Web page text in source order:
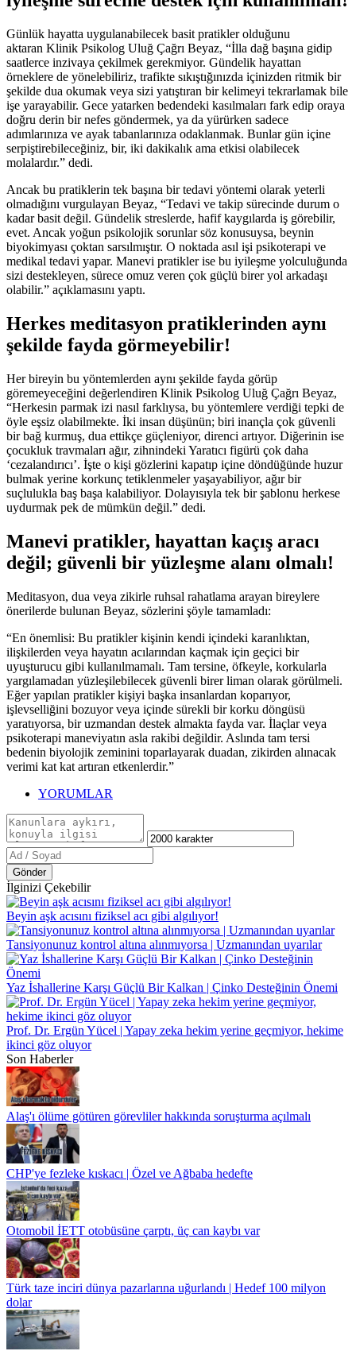
Günlük hayatta uygulanabilecek basit pratikler olduğunu
aktaran Klinik Psikolog Uluğ Çağrı Beyaz, “İlla dağ başına gidip
saatlerce inzivaya çekilmek gerekmiyor. Gündelik hayattan
örneklere de yönelebiliriz, trafikte sıkıştığınızda içinizden ritmik bir
şekilde dua okumak veya sizi yatıştıran bir kelimeyi tekrarlamak bile
işe yarayabilir. Gece yatarken bedendeki kasılmaları fark edip oraya
doğru derin bir nefes göndermek, ya da yürürken sadece
adımlarınıza ve ayak tabanlarınıza odaklanmak. Bunlar gün içine
serpiştirebileceğiniz, bir, iki dakikalık ama etkisi olabilecek
molalardır.” dedi.
Ancak bu pratiklerin tek başına bir tedavi yöntemi olarak yeterli
olmadığını vurgulayan Beyaz, “Tedavi ve takip sürecinde durum o
kadar basit değil. Gündelik streslerde, hafif kaygılarda iş görebilir,
evet. Ancak yoğun psikolojik sorunlar söz konusuysa, beynin
biyokimyası çoktan sarsılmıştır. O noktada asıl işi psikoterapi ve
medikal tedavi yapar. Manevi pratikler ise bu iyileşme yolculuğunda
sizi destekleyen, sürece omuz veren çok güçlü birer yol arkadaşı
olabilir.” açıklamasını yaptı.
Herkes meditasyon pratiklerinden aynı
şekilde fayda görmeyebilir!
Her bireyin bu yöntemlerden aynı şekilde fayda görüp
göremeyeceğini değerlendiren Klinik Psikolog Uluğ Çağrı Beyaz,
“Herkesin parmak izi nasıl farklıysa, bu yöntemlere verdiği tepki de
öyle eşsiz olabilmekte. İki insan düşünün; biri inançla çok güvenli
bir bağ kurmuş, dua ettikçe güçleniyor, direnci artıyor. Diğerinin ise
çocukluk travmaları ağır, zihnindeki Yaratıcı figürü çok daha
‘cezalandırıcı’. İşte o kişi gözlerini kapatıp içine döndüğünde huzur
bulmak yerine korkunç tetiklenmeler yaşayabiliyor, ağır bir
suçlulukla baş başa kalabiliyor. Dolayısıyla tek bir şablonu herkese
uydurmak pek de mümkün değil.” dedi.
Manevi pratikler, hayattan kaçış aracı
değil; güvenli bir yüzleşme alanı olmalı!
Meditasyon, dua veya zikirle ruhsal rahatlama arayan bireylere
önerilerde bulunan Beyaz, sözlerini şöyle tamamladı:
“En önemlisi: Bu pratikler kişinin kendi içindeki karanlıktan,
ilişkilerden veya hayatın acılarından kaçmak için geçici bir
uyuşturucu gibi kullanılmamalı. Tam tersine, öfkeyle, korkularla
yargılamadan yüzleşilebilecek güvenli birer liman olarak görülmeli.
Eğer yapılan pratikler kişiyi başka insanlardan koparıyor,
işlevselliğini bozuyor veya içinde sürekli bir korku döngüsü
yaratıyorsa, bir uzmandan destek almakta fayda var. İlaçlar veya
psikoterapi maneviyatın asla rakibi değildir. Aslında tam tersi
bedenin biyolojik zeminini toparlayarak duadan, zikirden alınacak
verimi kat kat artıran etkenlerdir.”
YORUMLAR
Gönder
İlginizi Çekebilir
Beyin aşk acısını fiziksel acı gibi algılıyor!
Tansiyonunuz kontrol altına alınmıyorsa | Uzmanından uyarılar
Yaz İshallerine Karşı Güçlü Bir Kalkan | Çinko Desteğinin Önemi
Prof. Dr. Ergün Yücel | Yapay zeka hekim yerine geçmiyor, hekime
ikinci göz oluyor
Son Haberler
Alaş'ı ölüme götüren görevliler hakkında soruşturma açılmalı
CHP'ye fezleke kıskacı | Özel ve Ağbaba hedefte
Otomobil İETT otobüsüne çarptı, üç can kaybı var
Türk taze inciri dünya pazarlarına uğurlandı | Hedef 100 milyon
dolar